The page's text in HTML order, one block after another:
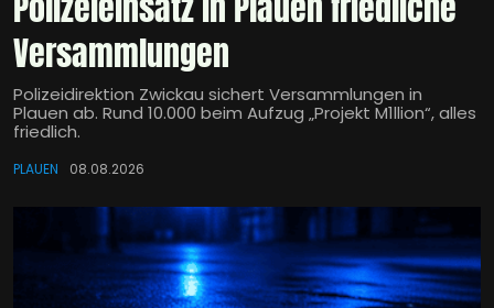
Versammlungen
Polizeidirektion Zwickau sichert Versammlungen in
Plauen ab. Rund 10.000 beim Aufzug „Projekt M1llion“, alles
friedlich.
PLAUEN 08.08.2026